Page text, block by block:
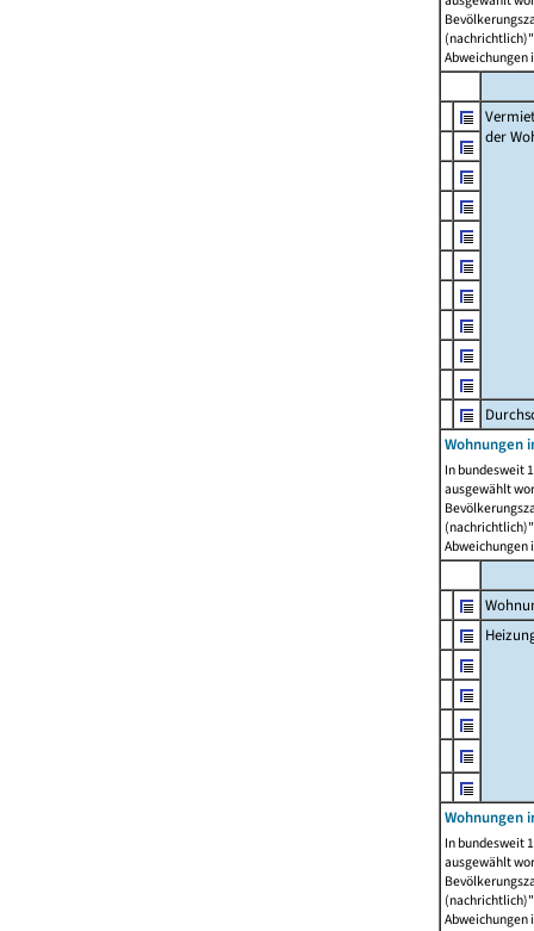
Abweichungen
der
Wohnungen
In bundesweit
ausgewählt
Abweichungen
Wohnungen
In bundesweit
ausgewählt
Abweichungen